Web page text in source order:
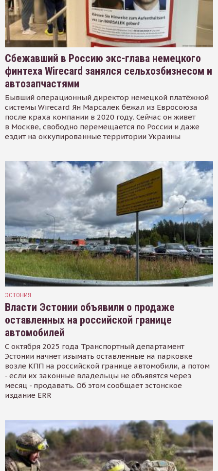
Сбежавший в Россию экс-глава немецкого
финтеха Wirecard занялся сельхозбизнесом и
автозапчастями
Бывший операционный директор немецкой платёжной
системы Wirecard Ян Марсалек бежал из Евросоюза
после краха компании в 2020 году. Сейчас он живёт
в Москве, свободно перемещается по России и даже
ездит на оккупированные территории Украины
ЭСТОНИЯ
Власти Эстонии объявили о продаже
оставленных на российской границе
автомобилей
С октября 2025 года Транспортный департамент
Эстонии начнет изымать оставленные на парковке
возле КПП на российской границе автомобили, а потом
- если их законные владельцы не объявятся через
месяц - продавать. Об этом сообщает эстонское
издание ERR